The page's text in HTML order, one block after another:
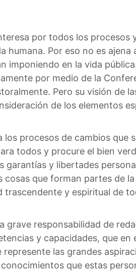
por todos los
humana. Por eso no es
imponiendo en la vida
por medio de la
Pero su visión de
de los elementos
procesos de cambios
todos y procure el bien
garantías y libertades
que forman partes de
trascendente y espiritual de
grave responsabilidad de
y capacidades, que
las grandes
que estas